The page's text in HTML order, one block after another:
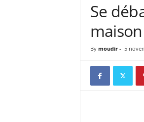
Se
By moudir- 5